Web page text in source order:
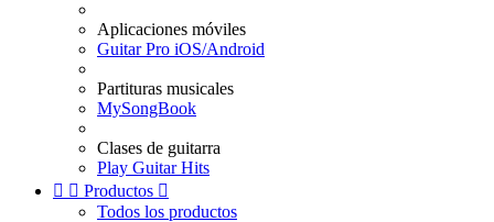
Aplicaciones móviles
Guitar Pro iOS/Android
Partituras musicales
MySongBook
Clases de guitarra
Play Guitar Hits
  Productos 
Todos los productos